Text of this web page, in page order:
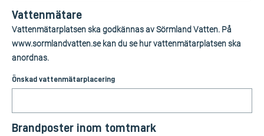
Vattenmätare
Vattenmätarplatsen ska godkännas av Sörmland Vatten. På
www.sormlandvatten.se kan du se hur vattenmätarplatsen ska
anordnas.
Önskad vattenmätarplacering
Brandposter inom tomtmark